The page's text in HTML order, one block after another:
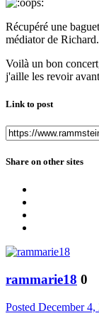
Récupéré une
médiator de
Voilà un bon
j'aille les revoir
Link to post
Share on other sites
rammarie18 0
Posted December 4,